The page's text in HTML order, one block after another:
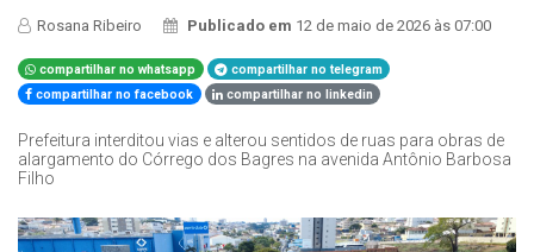
Rosana Ribeiro Publicado em 12 de maio de 2026 às 07:00
compartilhar no whatsapp
compartilhar no telegram
compartilhar no facebook
compartilhar no linkedin
Prefeitura interditou vias e alterou sentidos de ruas para obras de
alargamento do Córrego dos Bagres na avenida Antônio Barbosa
Filho